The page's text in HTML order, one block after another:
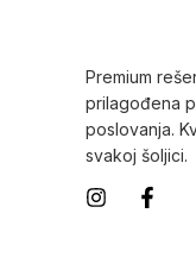
Premium
prilagođena
poslovanja.
svakoj šoljici.